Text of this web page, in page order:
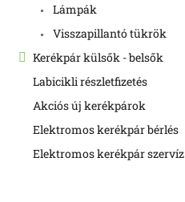
Lámpák
Visszapillantó tükrök
Kerékpár külsők - belsők
Labicikli részletfizetés
Akciós új kerékpárok
Elektromos kerékpár bérlés
Elektromos kerékpár szervíz